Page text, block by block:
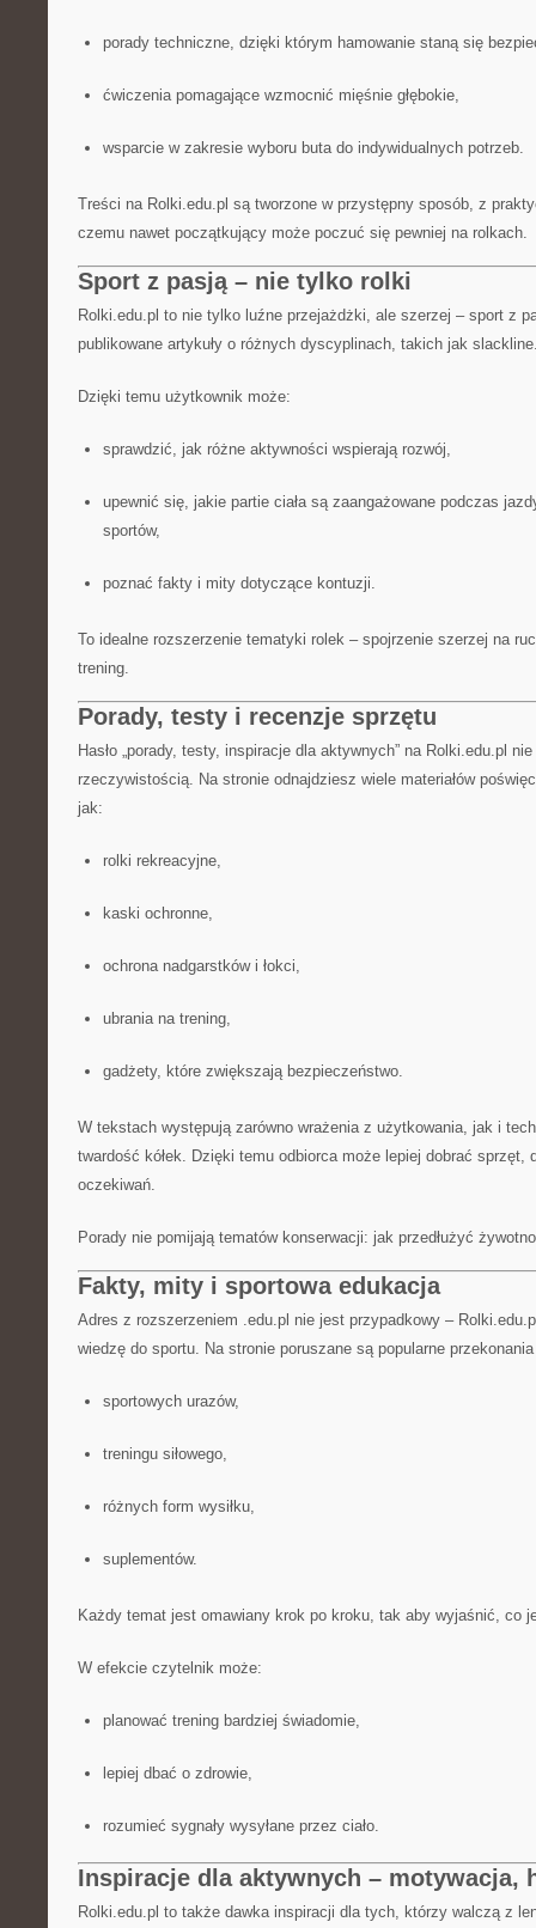
porady techniczne, dzięki którym hamowanie staną się
ćwiczenia pomagające wzmocnić mięśnie głębokie,
wsparcie w zakresie wyboru buta do indywidualnych potrzeb.
Treści na Rolki.edu.pl są tworzone w przystępny sposób, z
czemu nawet początkujący może poczuć się pewniej na rolkach.
Sport z pasją – nie tylko rolki
Rolki.edu.pl to nie tylko luźne przejażdżki, ale szerzej – sport z
publikowane artykuły o różnych dyscyplinach, takich jak
Dzięki temu użytkownik może:
sprawdzić, jak różne aktywności wspierają rozwój,
upewnić się, jakie partie ciała są zaangażowane podczas
sportów,
poznać fakty i mity dotyczące kontuzji.
To idealne rozszerzenie tematyki rolek – spojrzenie szerzej na
trening.
Porady, testy i recenzje sprzętu
Hasło „porady, testy, inspiracje dla aktywnych” na Rolki.edu.pl
rzeczywistością. Na stronie odnajdziesz wiele materiałów
jak:
rolki rekreacyjne,
kaski ochronne,
ochrona nadgarstków i łokci,
ubrania na trening,
gadżety, które zwiększają bezpieczeństwo.
W tekstach występują zarówno wrażenia z użytkowania, jak i
twardość kółek. Dzięki temu odbiorca może lepiej dobrać sprzęt,
oczekiwań.
Porady nie pomijają tematów konserwacji: jak przedłużyć
Fakty, mity i sportowa edukacja
Adres z rozszerzeniem .edu.pl nie jest przypadkowy –
wiedzę do sportu. Na stronie poruszane są popularne
sportowych urazów,
treningu siłowego,
różnych form wysiłku,
suplementów.
Każdy temat jest omawiany krok po kroku, tak aby wyjaśnić, co
W efekcie czytelnik może:
planować trening bardziej świadomie,
lepiej dbać o zdrowie,
rozumieć sygnały wysyłane przez ciało.
Inspiracje dla aktywnych – motywacja,
Rolki.edu.pl to także dawka inspiracji dla tych, którzy walczą z